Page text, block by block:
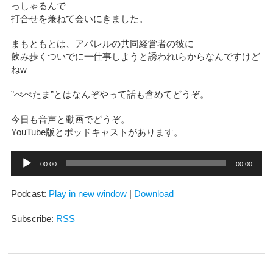
っしゃるんで
打合せを兼ねて会いにきました。
まもともとは、アパレルの共同経営者の彼に
飲み歩くついでに一仕事しようと誘われtらからなんですけど
ねw
”ぺぺたま”とはなんぞやって話も含めてどうぞ。
今日も音声と動画でどうぞ。
YouTube版とポッドキャストがあります。
プ
ー
ー
00:00 00:00
Podcast: Play in new window | Download
Subscribe: RSS